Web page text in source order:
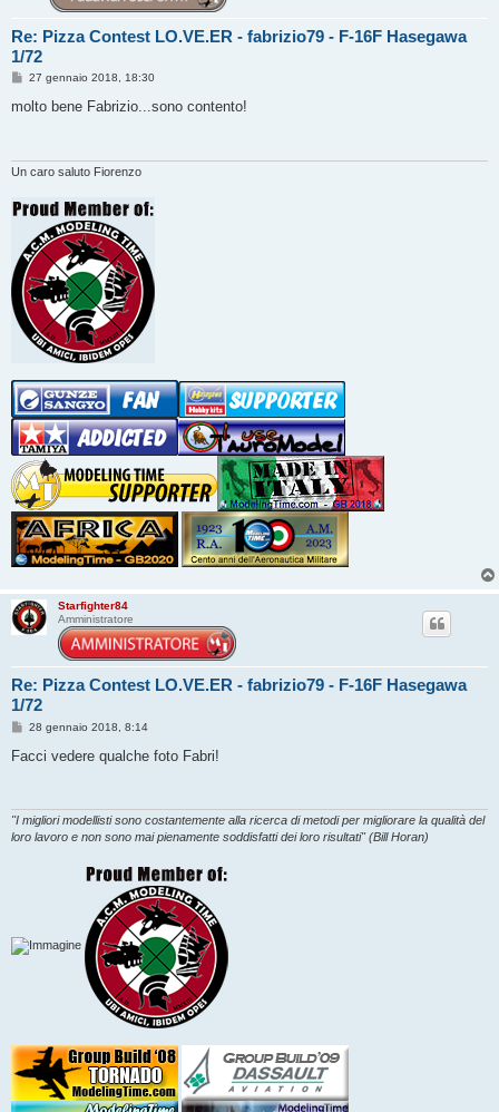
Re: Pizza Contest LO.VE.ER - fabrizio79 - F-16F Hasegawa
1/72
M
s
i
27 gennaio 2018, 18:30
molto bene Fabrizio...sono contento!
Un caro saluto Fiorenzo
Starfighter84
Amministratore
Re: Pizza Contest LO.VE.ER - fabrizio79 - F-16F Hasegawa
1/72
M
s
i
o
28 gennaio 2018, 8:14
Facci vedere qualche foto Fabri!
"I migliori modellisti sono costantemente alla ricerca di metodi per migliorare la qualità del
loro lavoro e non sono mai pienamente soddisfatti dei loro risultati" (Bill Horan)